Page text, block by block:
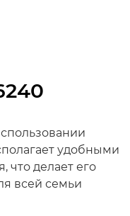
удобными
что делает его
всей семьи